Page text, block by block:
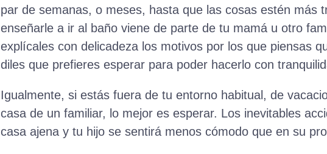
par de semanas, o meses, hasta que las cosas estén más
enseñarle a ir al baño viene de parte de tu mamá u otro
explícales con delicadeza los motivos por los que piensas
diles que prefieres esperar para poder hacerlo con
Igualmente, si estás fuera de tu entorno habitual, de
casa de un familiar, lo mejor es esperar. Los inevitables
casa ajena y tu hijo se sentirá menos cómodo que en su